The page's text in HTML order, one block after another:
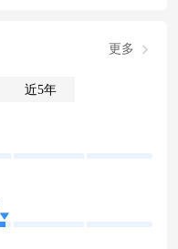
更多
近5年